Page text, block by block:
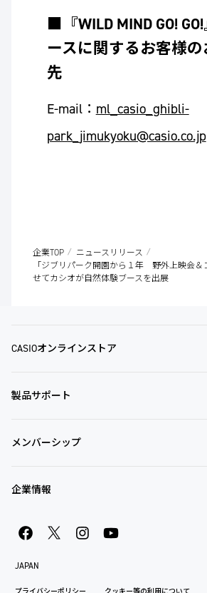
■『WILD MIND GO!
ースに関するお客様
先
E-mail： ml_casio_ghibli-
park_jimukyoku@casio.co.jp
企業TOP
ニュースリリース
「ジブリパーク開園から１年 野外上映会＆
せてカシオが自然体験ブースを出展
CASIOオンラインストア
製品サポート
メンバーシップ
企業情報
JAPAN